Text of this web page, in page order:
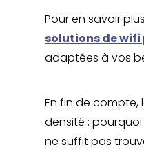
Pour en savoir
solutions de
adaptées à vos
En fin de compte,
densité :
ne suffit pas